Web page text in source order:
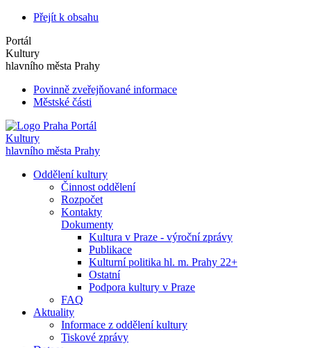
Přejít k obsahu
Portál
Kultury
hlavního města Prahy
Povinně zveřejňované informace
Městské části
Portál
Kultury
hlavního města Prahy
Oddělení kultury
Činnost oddělení
Rozpočet
Kontakty
Dokumenty
Kultura v Praze - výroční zprávy
Publikace
Kulturní politika hl. m. Prahy 22+
Ostatní
Podpora kultury v Praze
FAQ
Aktuality
Informace z oddělení kultury
Tiskové zprávy